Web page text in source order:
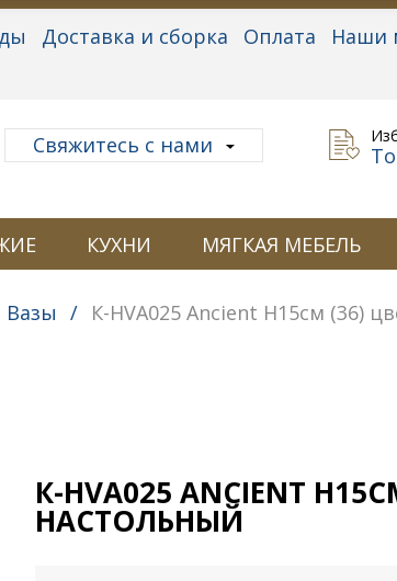
Доставка и сборка Оплата
Наши
Свяжитесь с нами
КУХНИ МЯГКАЯ МЕБЕЛЬ
Вазы / К-HVA025 Ancient H15см (36)
К-HVA025 ANCIENT
НАСТОЛЬНЫЙ